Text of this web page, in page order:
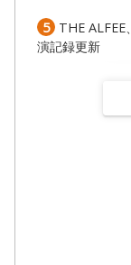
5
演記録更新